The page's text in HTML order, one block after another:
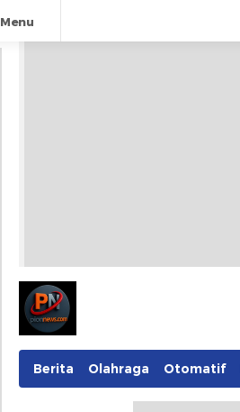
Menu
Pionnews
Berita Olahraga Otomatif